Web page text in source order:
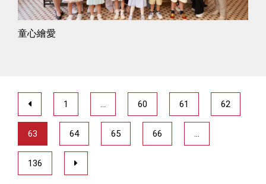
童心繪愛
1 … 60 61 62
63 64 65 66 …
136